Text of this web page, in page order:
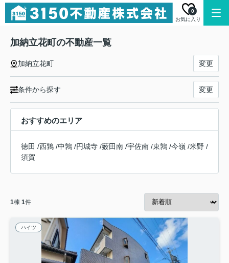
お気に入り
0
加納立花町の不動産一覧
加納立花町 変更
条件から探す 変更
おすすめのエリア
徳田 /西鶉 /中鶉 /円城寺 /薮田南 /宇佐南 /東鶉 /今嶺 /米野 /
須賀
1棟 1件
ハイツ